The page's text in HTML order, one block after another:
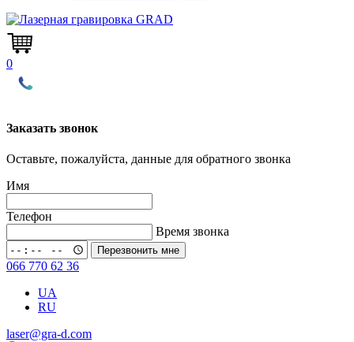
0
Заказать звонок
Оставьте, пожалуйста, данные для обратного звонка
Имя
Телефон
Время звонка
Перезвонить мне
066 770 62 36
UA
RU
laser@gra-d.com